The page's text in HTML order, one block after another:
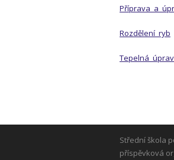
Rozdělení_ryb
Střední škola
příspěvková